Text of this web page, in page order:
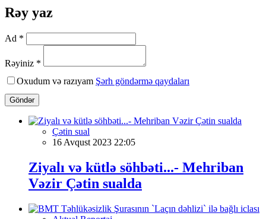
Rəy yaz
Ad *
Rəyiniz *
Oxudum və razıyam Şərh göndərmə qaydaları
Göndər
Çətin sual
16 Avqust 2023 22:05
Ziyalı və kütlə söhbəti...- Mehriban
Vəzir Çətin sualda